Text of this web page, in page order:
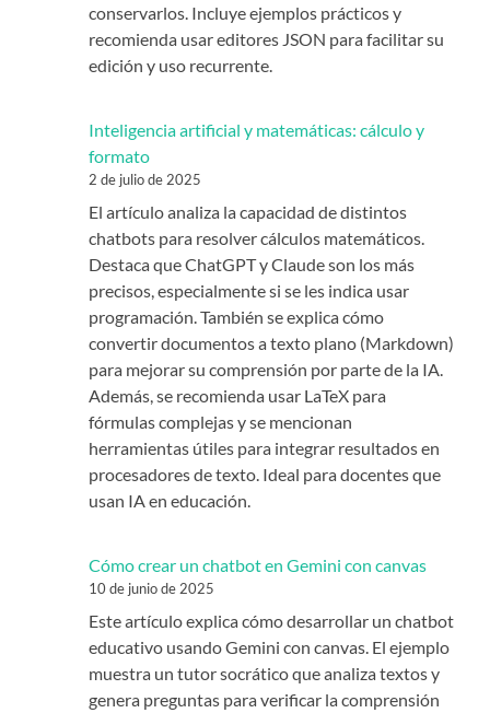
conservarlos. Incluye ejemplos prácticos y
recomienda usar editores JSON para facilitar su
edición y uso recurrente.
Inteligencia artificial y matemáticas: cálculo y
formato
2 de julio de 2025
El artículo analiza la capacidad de distintos
chatbots para resolver cálculos matemáticos.
Destaca que ChatGPT y Claude son los más
precisos, especialmente si se les indica usar
programación. También se explica cómo
convertir documentos a texto plano (Markdown)
para mejorar su comprensión por parte de la IA.
Además, se recomienda usar LaTeX para
fórmulas complejas y se mencionan
herramientas útiles para integrar resultados en
procesadores de texto. Ideal para docentes que
usan IA en educación.
Cómo crear un chatbot en Gemini con canvas
10 de junio de 2025
Este artículo explica cómo desarrollar un chatbot
educativo usando Gemini con canvas. El ejemplo
muestra un tutor socrático que analiza textos y
genera preguntas para verificar la comprensión